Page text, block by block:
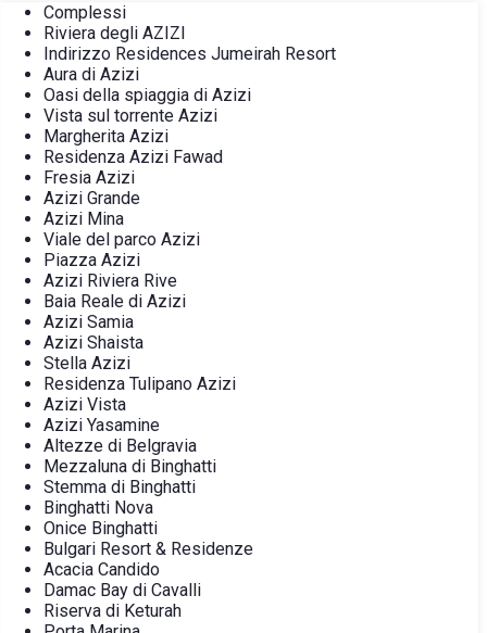
Complessi
Riviera degli AZIZI
Indirizzo Residences Jumeirah Resort
Aura di Azizi
Oasi della spiaggia di Azizi
Vista sul torrente Azizi
Margherita Azizi
Residenza Azizi Fawad
Fresia Azizi
Azizi Grande
Azizi Mina
Viale del parco Azizi
Piazza Azizi
Azizi Riviera Rive
Baia Reale di Azizi
Azizi Samia
Azizi Shaista
Stella Azizi
Residenza Tulipano Azizi
Azizi Vista
Azizi Yasamine
Altezze di Belgravia
Mezzaluna di Binghatti
Stemma di Binghatti
Binghatti Nova
Onice Binghatti
Bulgari Resort & Residenze
Acacia Candido
Damac Bay di Cavalli
Riserva di Keturah